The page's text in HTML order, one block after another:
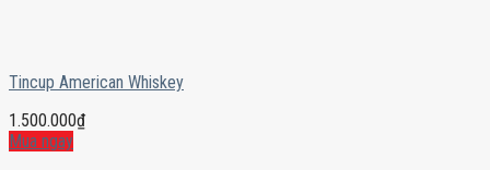
Tincup American Whiskey
1.500.000₫
Mua ngay